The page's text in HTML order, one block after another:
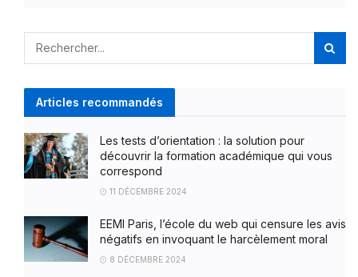
Articles recommandés
Les tests d’orientation : la solution pour
découvrir la formation académique qui vous
correspond
11 DÉCEMBRE 2024
EEMI Paris, l’école du web qui censure les avis
négatifs en invoquant le harcèlement moral
8 DÉCEMBRE 2024